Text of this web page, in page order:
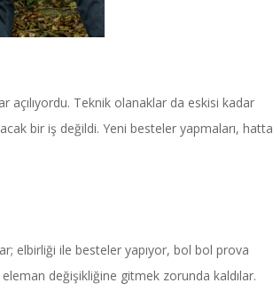
açılıyordu. Teknik olanaklar da eskisi kadar
bir iş değildi. Yeni besteler yapmaları, hatta
elbirliği ile besteler yapıyor, bol bol prova
eleman değişikliğine gitmek zorunda kaldılar.